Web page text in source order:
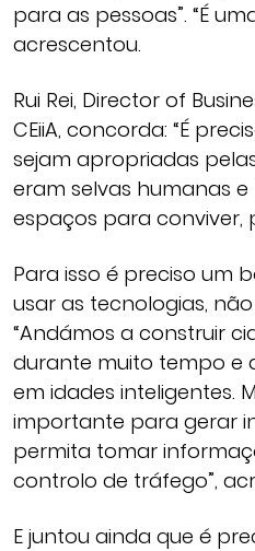
para as pessoas”. “É
acrescentou.
Rui Rei, Director of
CEiiA, concorda: “É
sejam apropriadas
eram selvas humanas
espaços para conviver,
Para isso é preciso um
usar as tecnologias,
“Andámos a construir
durante muito tempo e
em idades inteligentes.
importante para gerar
permita tomar
controlo de tráfego”,
E juntou ainda que é